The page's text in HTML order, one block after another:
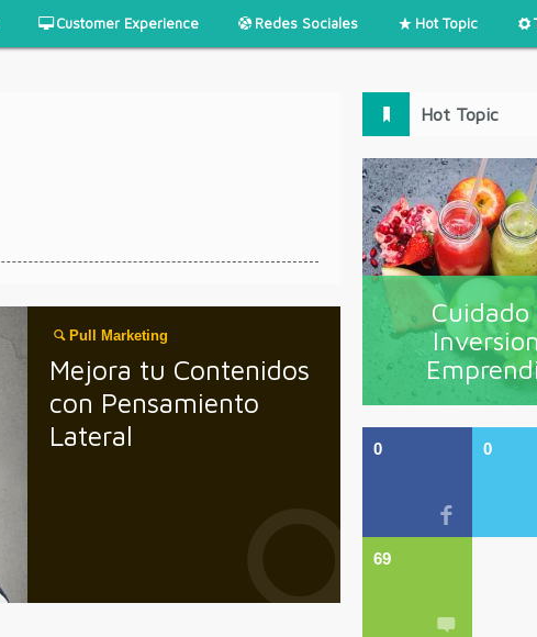
Customer Experience Redes Sociales Hot Topic
Pull Marketing
Mejora tu Contenidos
con Pensamiento
Lateral
Hot Topic
Cuidado
0 0
69